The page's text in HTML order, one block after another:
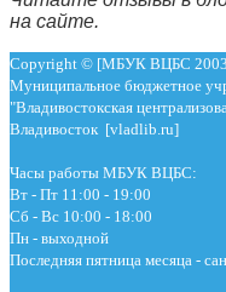
на сайте.
Copyright © [МБУК ВЦБС
Муниципальное бюджетное
"Владивостокская
Владивосток [vladlib.ru]
Часы работы МБУК ВЦБС:
Вт - Пт 11:00 - 19:00
Сб - Вс 10:00 - 18:00
Пн - выходной
Последняя пятница месяца -